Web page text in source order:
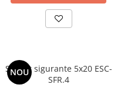
NOU
Suport sigurante 5x20 ESC-
SFR.4